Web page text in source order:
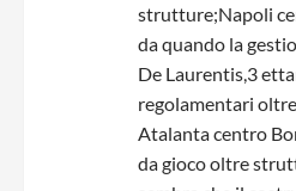
strutture;Napoli
da quando la
De Laurentis,3
regolamentari
Atalanta centro
da gioco oltre